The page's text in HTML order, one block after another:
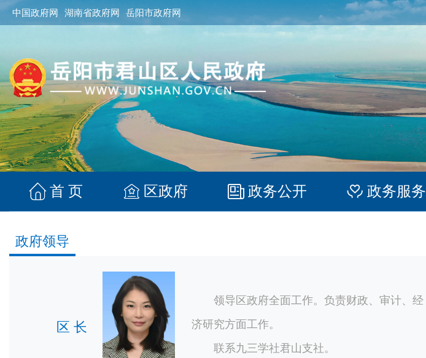
中国政府网 湖南省政府网 岳阳市政府网
首 页 区政府 政务公开 政务服务
政府领导
区 长
领导区政府全面工作。负责财政、审计、经
济研究方面工作。
联系九三学社君山支社。